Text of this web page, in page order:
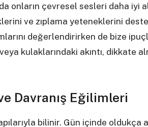
onların çevresel sesleri daha iyi
ve zıplama yeteneklerini
değerlendirirken de bize
kulaklarındaki akıntı, dikkate
Davranış Eğilimleri
bilinir. Gün içinde